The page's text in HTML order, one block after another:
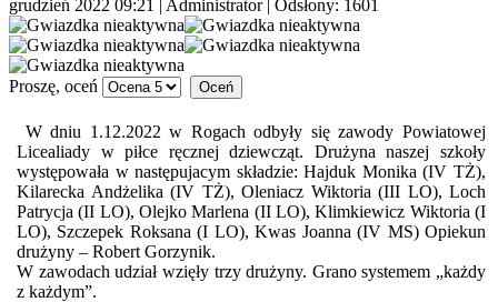
grudzień 2022 09:21 Administrator| Odsłony: 1601
Proszę, oceń
W dniu 1.12.2022 w Rogach odbyły się zawody Powiatowej
Licealiady w piłce ręcznej dziewcząt. Drużyna naszej szkoły
występowała w następujacym składzie: Hajduk Monika (IV TŻ),
Kilarecka Andżelika (IV TŻ), Oleniacz Wiktoria (III LO), Loch
Patrycja (II LO), Olejko Marlena (II LO), Klimkiewicz Wiktoria (I
LO), Szczepek Roksana (I LO), Kwas Joanna (IV MS) Opiekun
drużyny – Robert Gorzynik.
W zawodach udział wzięły trzy drużyny. Grano systemem „każdy
z każdym”.